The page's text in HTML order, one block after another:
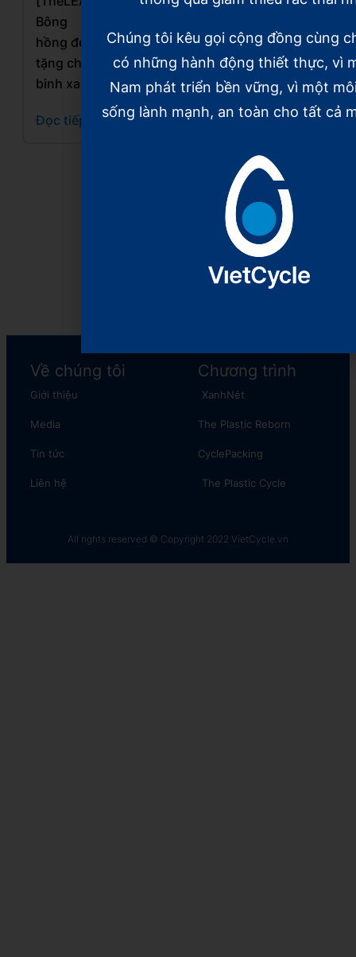
Bông
hồng đỏ
tặng chiến
binh xanh
Đọc tiếp
mô hình
kinh tế
tuần hoàn,
hồi sinh
rác thải
Những
“Chiến
binh xanh”
và hành
sinh rác
thải nhựa
Đọc tiếp
Về chúng tôi
Giới thiệu
Media
Tin tức
Liên hệ
Chương trình
XanhNét
The Plastic Reborn
CyclePacking
The Plastic Cycle​
All rights reserved © Copyright 2022 VietCycle.vn
Chúng tôi kêu gọi cộng đồng cùng
có những hành động thiết thực, vì
Nam phát triển bền vững, vì một
sống lành mạnh, an toàn cho tất cả